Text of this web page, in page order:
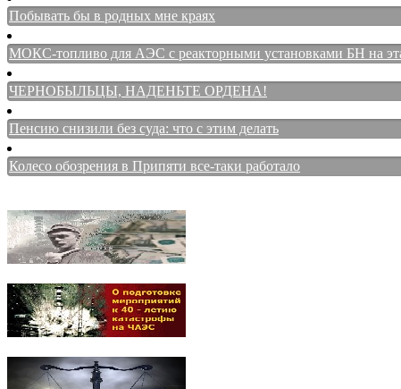
Побывать бы в родных мне краях
МОКС-топливо для АЭС с реакторными установками БН на
ЧЕРНОБЫЛЬЦЫ, НАДЕНЬТЕ ОРДЕНА!
Пенсию снизили без суда: что с этим делать
Колесо обозрения в Припяти все-таки работало